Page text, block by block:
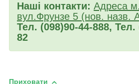
Наші контакти: Адреса
вул.Фрунзе 5 (нов. назв.
Тел. (098)90-44-888, Тел.
82
Приховати